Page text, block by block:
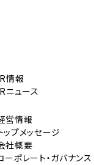
情報
ニュース
営情報
ップメッセージ
社概要
ーポレート・ガバナンス